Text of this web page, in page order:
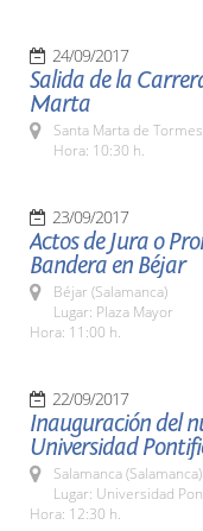
24/09/2017
Salida de la
Marta
Santa Marta de
Hora: 10:30 h.
23/09/2017
Actos de Jura o
Bandera en Béjar
Béjar (Salamanca)
Lugar: Plaza Mayor
Hora: 11:00 h.
22/09/2017
Inauguración del
Universidad
Salamanca (Salamanca)
Lugar: Universidad
Hora: 12:30 h.